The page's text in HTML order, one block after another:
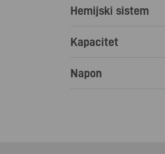
Hemijski sistem
Kapacitet
Napon